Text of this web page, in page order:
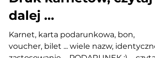
kreatywnymszlakiem
25 sty 2023
Druk karnetów, czytaj